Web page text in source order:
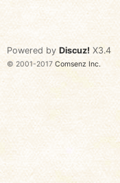
Powered by Discuz! X3.4
© 2001-2017 Comsenz Inc.